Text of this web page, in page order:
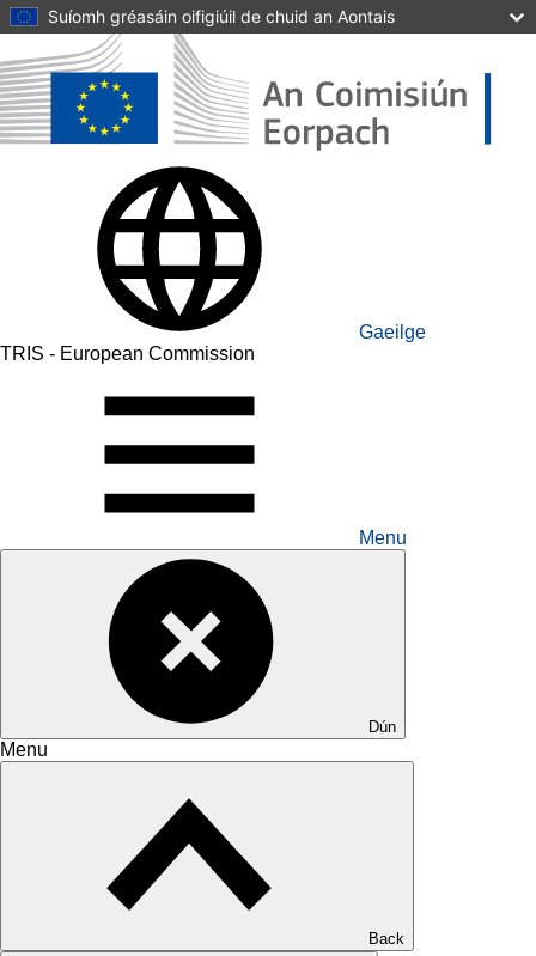
Skip to main content
Suíomh gréasáin oifigiúil de chuid an Aontais
Gaeilge
TRIS - European Commission
Menu
Dún
Menu
Back